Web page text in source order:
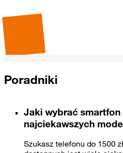
Poradniki
Jaki wybrać smartfon
najciekawszych
Szukasz telefonu do 1500